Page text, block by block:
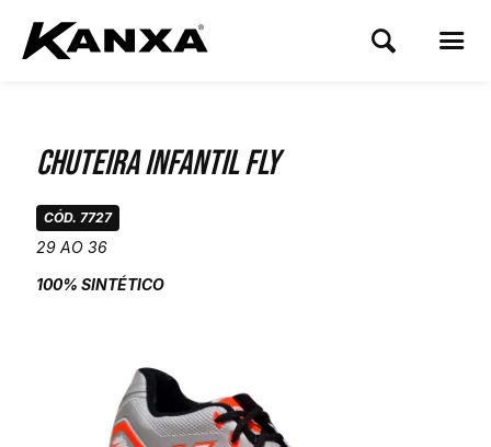
Chuteira Infantil Fly
CÓD. 7727
29 AO 36
100% SINTÉTICO